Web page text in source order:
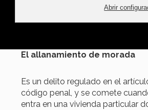
distintas formas de okupación
El allanamiento de morada
Es un delito regulado en el
código penal, y se comete
entra en una vivienda particular